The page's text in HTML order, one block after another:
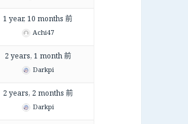
1 year, 10 months 前
Achi47
2 years, 1 month 前
Darkpi
2 years, 2 months 前
Darkpi